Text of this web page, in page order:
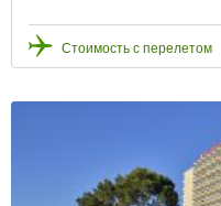
Стоимость с перелетом